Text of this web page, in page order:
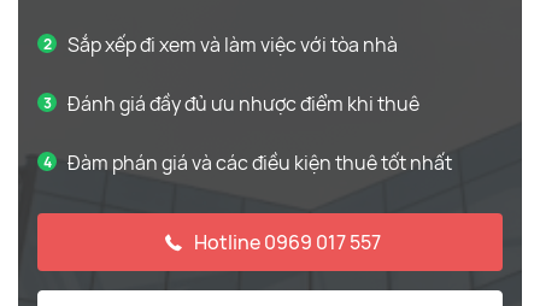
Sắp xếp đi xem và làm việc với tòa nhà
Đánh giá đầy đủ ưu nhược điểm khi thuê
Đàm phán giá và các điều kiện thuê tốt nhất
Hotline 0969 017 557